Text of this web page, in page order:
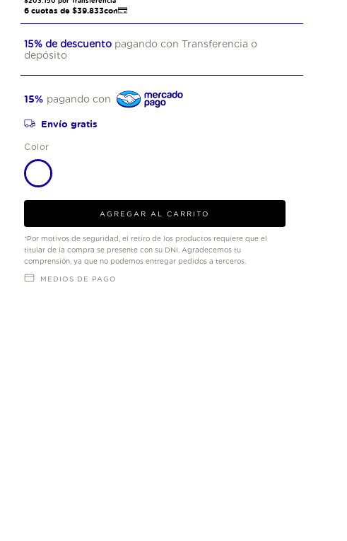
15% de descuento pagando con Transferencia o
depósito
15% pagando con
Envío gratis
Color
*Por motivos de seguridad, el retiro de los productos requiere que el
titular de la compra se presente con su DNI. Agradecemos tu
comprensión, ya que no podemos entregar pedidos a terceros.
MEDIOS DE PAGO